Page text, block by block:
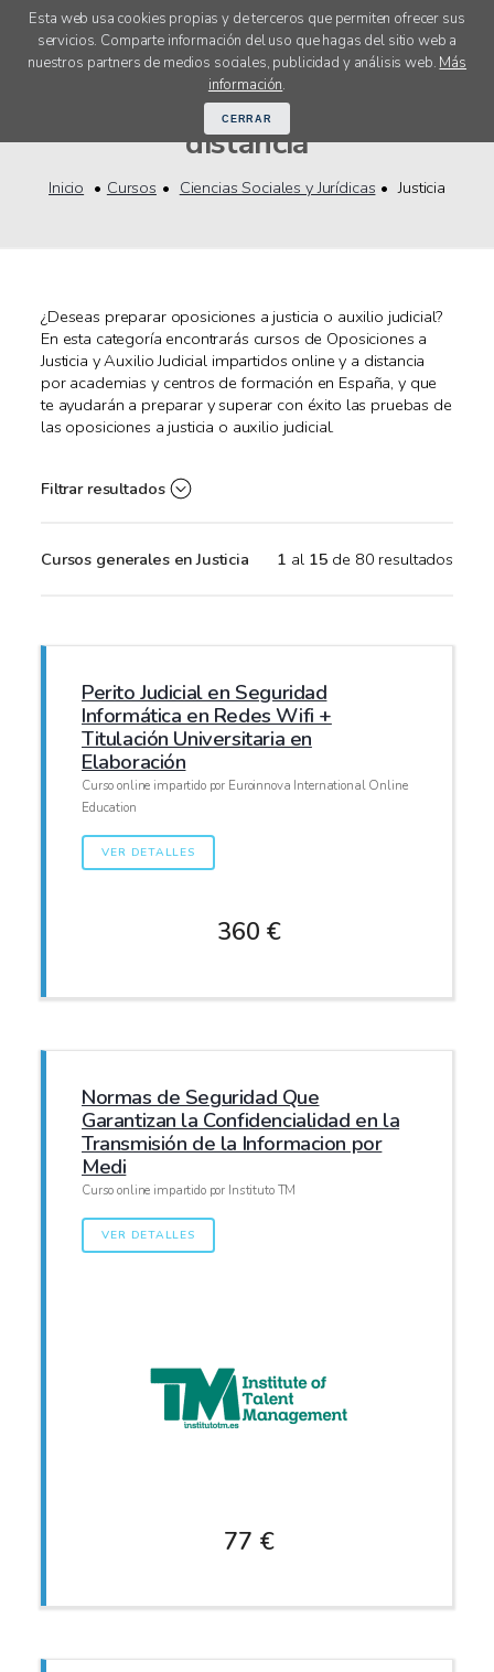
Esta web usa cookies propias y de terceros que permiten ofrecer sus
servicios. Comparte información del uso que hagas del sitio web a
nuestros partners de medios sociales, publicidad y análisis web. Más
información.
CERRAR
menú
Cursos Justicia online y a
distancia
Inicio Cursos Ciencias Sociales y Jurídicas Justicia
¿Deseas preparar oposiciones a justicia o auxilio judicial?
En esta categoría encontrarás cursos de Oposiciones a
Justicia y Auxilio Judicial impartidos online y a distancia
por academias y centros de formación en España, y que
te ayudarán a preparar y superar con éxito las pruebas de
las oposiciones a justicia o auxilio judicial.
Filtrar resultados
Cursos generales en Justicia 1 al 15 de 80 resultados
Perito Judicial en Seguridad
Informática en Redes Wifi +
Titulación Universitaria en
Elaboración
Curso online impartido por Euroinnova International Online
Education
VER DETALLES
360 €
Normas de Seguridad Que
Garantizan la Confidencialidad en la
Transmisión de la Informacion por
Medi
Curso online impartido por Instituto TM
VER DETALLES
77 €